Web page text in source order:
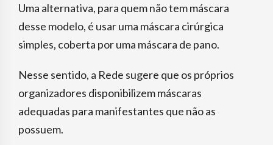
Uma alternativa, para quem não tem máscara
desse modelo, é usar uma máscara cirúrgica
simples, coberta por uma máscara de pano.
Nesse sentido, a Rede sugere que os próprios
organizadores disponibilizem máscaras
adequadas para manifestantes que não as
possuem.